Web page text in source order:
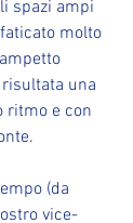
spazi ampi
molto
una
ritmo e con
(da
vice-